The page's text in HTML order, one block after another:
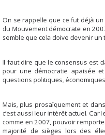
On se rappelle que ce fut déjà
du Mouvement démocrate en
semble que cela doive devenir
Il faut dire que le consensus est
pour une démocratie apaisée
questions politiques,
Mais, plus prosaïquement et
c’est aussi leur intérêt actuel.
comme en 2007, pouvoir
majorité de sièges lors des